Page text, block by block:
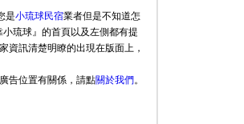
是小琉球民宿業者但是不知道怎
小琉球』的首頁以及左側都有提
資訊清楚明瞭的出現在版面上，
告位置有關係，請點關於我們。